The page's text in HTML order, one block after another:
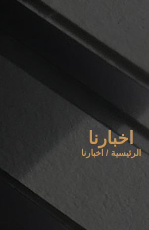
اخبارنا
الرئيسية / اخبارنا